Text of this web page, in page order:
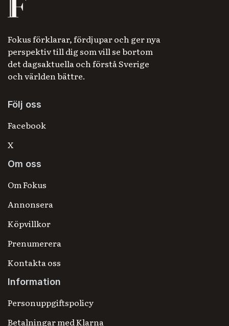
Fokus förklarar, fördjupar och ger nya
perspektiv till dig som vill se bortom
det dagsaktuella och förstå Sverige
och världen bättre.
Följ oss
Facebook
X
Om oss
Om Fokus
Annonsera
Köpvillkor
Prenumerera
Kontakta oss
Information
Personuppgiftspolicy
Betalningar med Klarna